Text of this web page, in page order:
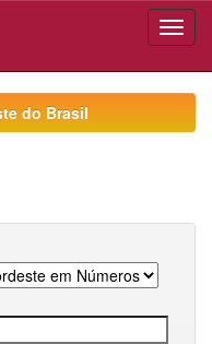
do Brasil